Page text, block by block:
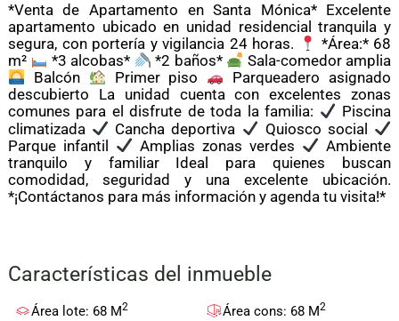
*Venta de Apartamento en Santa Mónica* Excelente
apartamento ubicado en unidad residencial tranquila y
segura, con portería y vigilancia 24 horas.
*Área:* 68
m²
*3 alcobas* *2 baños*
Sala-comedor amplia
Balcón
Primer piso
Parqueadero asignado
descubierto La unidad cuenta con excelentes zonas
comunes para el disfrute de toda la familia:
Piscina
climatizada
Cancha deportiva
Quiosco social
Parque infantil
Amplias zonas verdes
Ambiente
tranquilo y familiar Ideal para quienes buscan
comodidad, seguridad y una excelente ubicación.
*¡Contáctanos para más información y agenda tu visita!*
Características del inmueble
Área lote: 68 M2 Área cons: 68 M2